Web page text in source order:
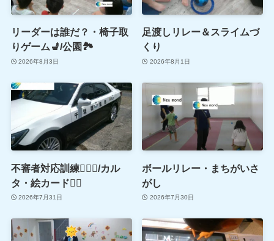
リーダーは誰だ？・椅子取
りゲーム💺/公園🏞
2026年8月3日
足渡しリレー＆スライムづ
くり
2026年8月1日
不審者対応訓練👮🏻‍♂️/カル
タ・絵カード🖐🏻
2026年7月31日
ボールリレー・まちがいさ
がし
2026年7月30日